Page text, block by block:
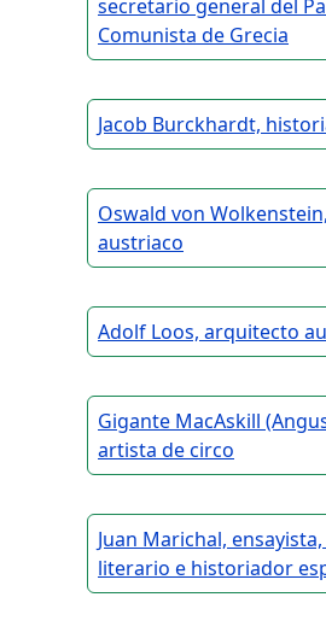
secretario general del
Comunista de Grecia
Jacob Burckhardt,
Oswald von
austriaco
Adolf Loos, arquitecto
Gigante MacAskill
artista de circo
Juan Marichal,
literario e historiador